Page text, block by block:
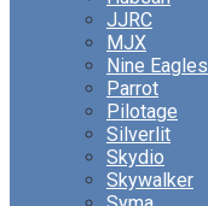
JJRC
MJX
Nine Eagles
Parrot
Pilotage
Silverlit
Skydio
Skywalker